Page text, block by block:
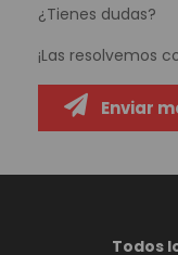
¿Tienes dudas?
¡Las resolvemos
Enviar
Todos